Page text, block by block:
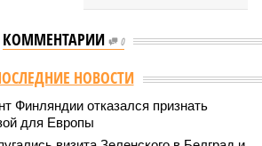
КОММЕНТАРИИ 0
НОВОСТИ
Финляндии отказался признать
для Европы